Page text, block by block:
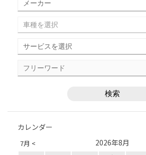
カレンダー
7月 < 2026年8月